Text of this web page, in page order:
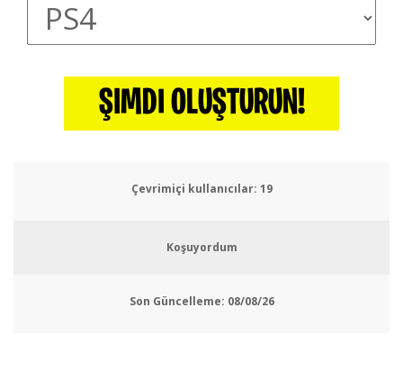
ŞIMDI OLUŞTURUN!
Çevrimiçi kullanıcılar: 22
Koşuyordum
Son Güncelleme: 08/08/26